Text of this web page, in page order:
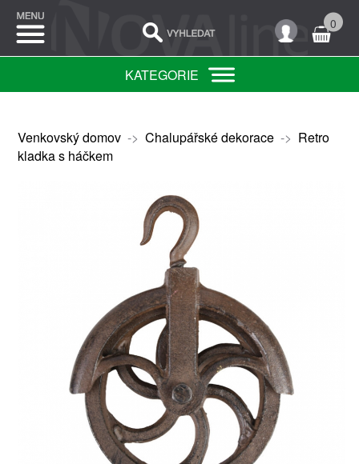
0
KATEGORIE
Venkovský domov-> Chalupářské dekorace-> Retro
kladka s háčkem